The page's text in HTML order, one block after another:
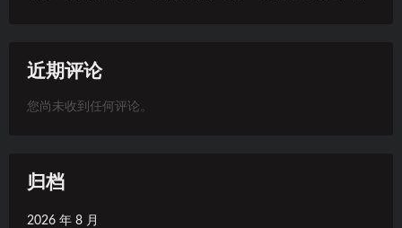
近期评论
您尚未收到任何评论。
归档
2026 年 8 月